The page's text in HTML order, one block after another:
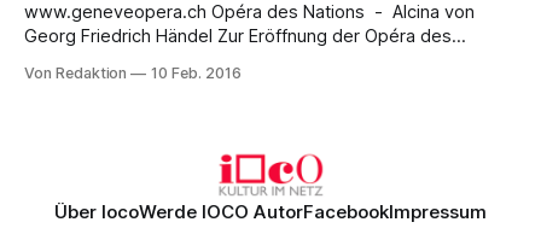
www.geneveopera.ch Opéra des Nations - Alcina von
Georg Friedrich Händel Zur Eröffnung der Opéra des
zweieinhalbjährigen Renovierungsarbeiten im
Opernhaus eine Neuproduktion von Georg Friedrich Händels
Von Redaktion 10 Feb. 2016
Über IocoWerde IOCO AutorFacebookImpressum